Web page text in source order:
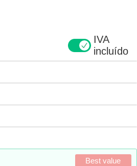
IVA
incluído
Best value